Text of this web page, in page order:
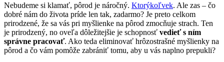
Nebudeme si klamať, pôrod je náročný. Ktorýkoľvek. Ale zas – čo
dobré nám do života príde len tak, zadarmo? Je preto celkom
prirodzené, že sa vás pri myšlienke na pôrod zmocňuje strach. Ten
je prirodzený, no oveľa dôležitejšie je schopnosť vedieť s ním
správne pracovať. Ako teda eliminovať hrôzostrašné myšlienky na
pôrod a čo vám pomôže zabrániť tomu, aby u vás naplno prepukli?